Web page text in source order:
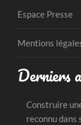
Espace Presse
Mentions
Derniers
Construire
reconnu dans